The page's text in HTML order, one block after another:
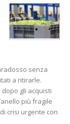
senza
a ritirarle.
gli acquisti
più fragile
crisi urgente con